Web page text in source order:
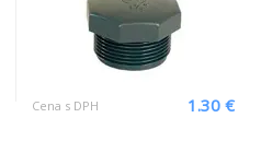
Cena s DPH 1.30 €